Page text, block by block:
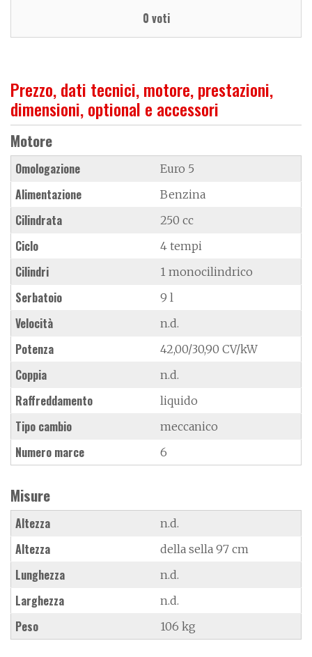
0 voti
Prezzo, dati tecnici, motore, prestazioni,
dimensioni, optional e accessori
Motore
Omologazione Euro 5
Alimentazione Benzina
Cilindrata 250 cc
Ciclo 4 tempi
Cilindri 1 monocilindrico
Serbatoio 9 l
Velocità n.d.
Potenza 42,00/30,90 CV/kW
Coppia n.d.
Raffreddamento liquido
Tipo cambio meccanico
Numero marce 6
Misure
Altezza n.d.
Altezza della sella 97 cm
Lunghezza n.d.
Larghezza n.d.
Peso 106 kg